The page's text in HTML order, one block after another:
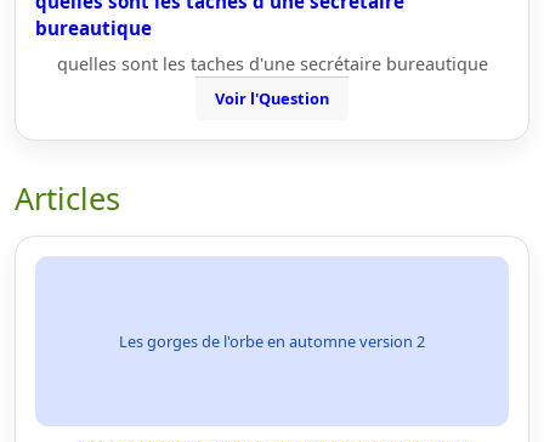
bureautique
quelles sont les taches d'une secrétaire bureautique
Voir l'Question
Articles
Les gorges de l'orbe en automne version 2